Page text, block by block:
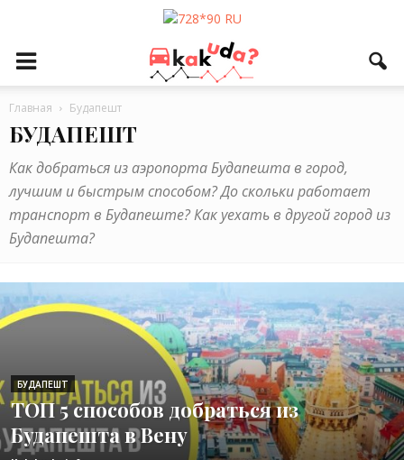
Главная Будапешт
БУДАПЕШТ
Как добраться из аэропорта Будапешта в город,
лучшим и быстрым способом? До скольки работает
транспорт в Будапеште? Как уехать в другой город из
Будапешта?
БУДАПЕШТ
ТОП 5 способов добраться из
Будапешта в Вену